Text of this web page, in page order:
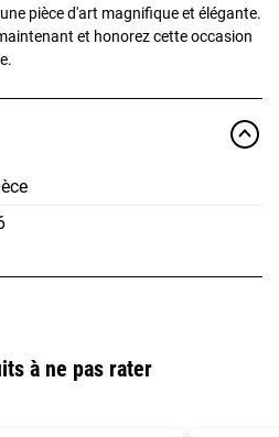
pièce d'art magnifique et élégante.
et honorez cette occasion
à ne pas rater